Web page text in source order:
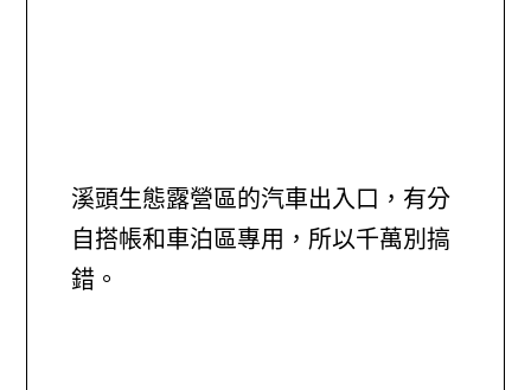
溪頭生態露營區的汽車出入口，有分
自搭帳和車泊區專用，所以千萬別搞
錯。